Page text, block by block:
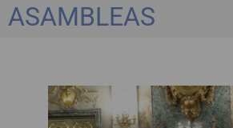
ASAMBLEAS